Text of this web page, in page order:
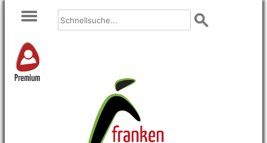
Premium